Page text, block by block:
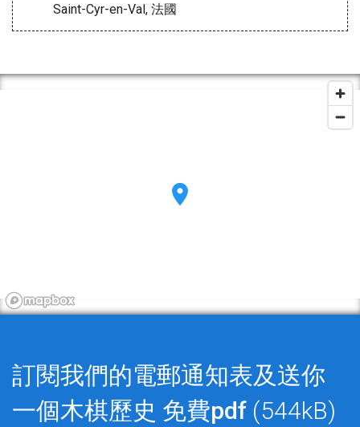
Saint-Cyr-en-Val, 法國
訂閱我們的電郵通知表及送你
一個木棋歷史 免費pdf (544kB)